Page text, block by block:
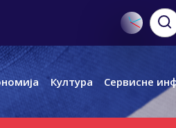
Култура Сервисне